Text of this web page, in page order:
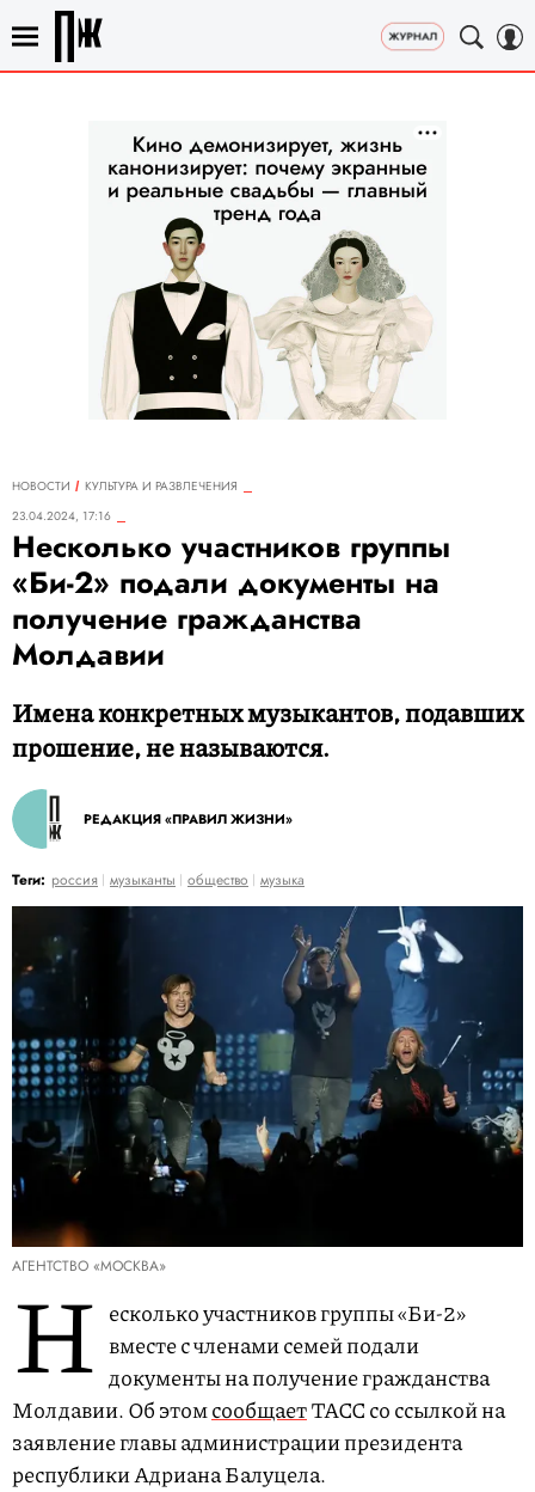
НОВОСТИ
КУЛЬТУРА И РАЗВЛЕЧЕНИЯ
23.04.2024, 17:16
Несколько участников группы
«Би-2» подали документы на
получение гражданства
Молдавии
Имена конкретных музыкантов, подавших
прошение, не называются.
РЕДАКЦИЯ «ПРАВИЛ ЖИЗНИ»
Теги: россия музыканты общество музыка
АГЕНТСТВО «МОСКВА»
Н есколько участников группы «Би-2»
вместе с членами семей подали
документы на получение гражданства
Молдавии. Об этомсообщаетТАСС со ссылкой на
заявление главы администрации президента
республики Адриана Балуцела.